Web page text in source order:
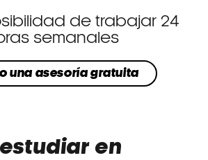
de trabajar 24
semanales
una asesoría gratuita
en